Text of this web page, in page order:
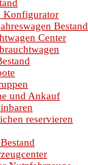
Konfigurator
Bestand
Center
und Ankauf
reservieren